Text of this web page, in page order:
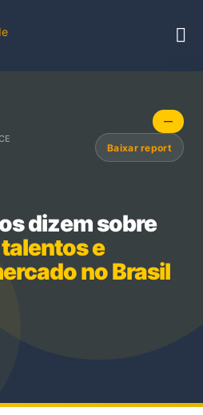
—
Baixar report
dizem sobre
e
no Brasil